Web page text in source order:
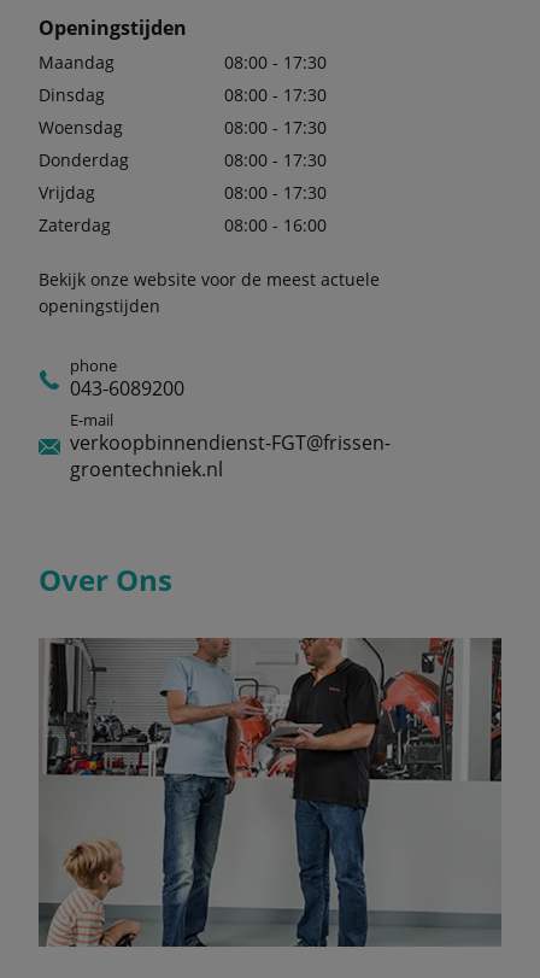
Openingstijden
Maandag
08:00 - 17:30
Dinsdag
08:00 - 17:30
Woensdag
08:00 - 17:30
Donderdag
08:00 - 17:30
Vrijdag
08:00 - 17:30
Zaterdag
08:00 - 16:00
Bekijk onze website voor de meest actuele
openingstijden
phone
043-6089200
E-mail
verkoopbinnendienst-FGT@frissen-
groentechniek.nl
Over Ons